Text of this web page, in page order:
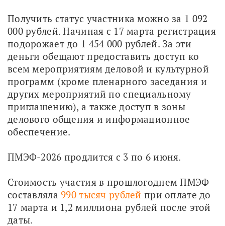
Получить статус участника можно за 1 092
000 рублей. Начиная с 17 марта регистрация
подорожает до 1 454 000 рублей. За эти
деньги обещают предоставить доступ ко
всем мероприятиям деловой и культурной
программ (кроме пленарного заседания и
других мероприятий по специальному
приглашению), а также доступ в зоны
делового общения и информационное
обеспечение.
ПМЭФ-2026 продлится с 3 по 6 июня.
Стоимость участия в прошлогоднем ПМЭФ
составляла 990 тысяч рублей при оплате до
17 марта и 1,2 миллиона рублей после этой
даты.